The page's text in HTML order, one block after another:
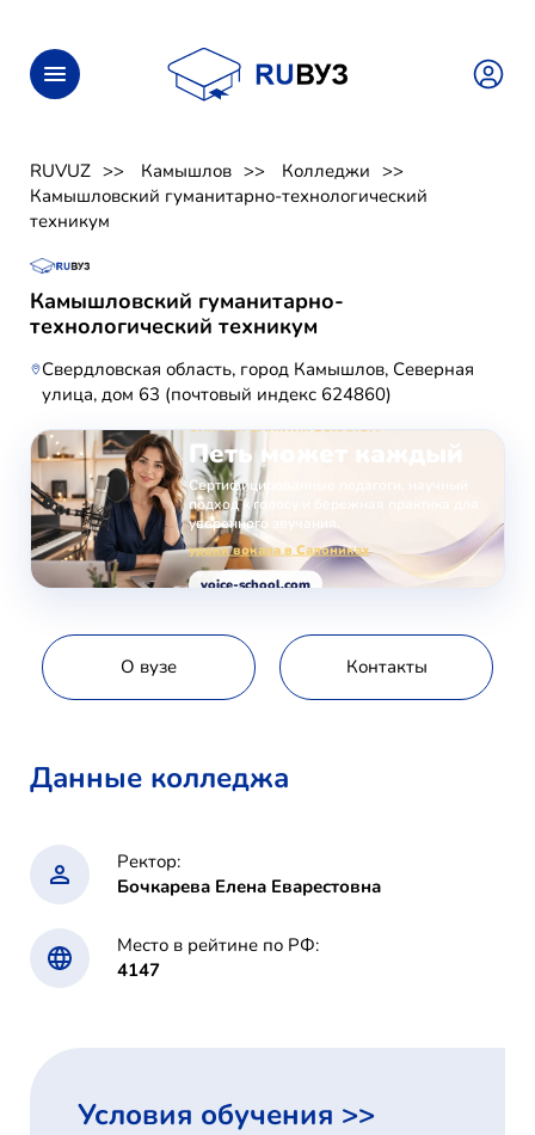
RUVUZ Камышлов
Колледжи
Камышловский гуманитарно-технологический
техникум
Камышловский гуманитарно-
технологический техникум
Свердловская область, город Камышлов, Северная
улица, дом 63 (почтовый индекс 624860)
ОНЛАЙН-ЗАНЯТИЯ ВОКАЛОМ
Петь может каждый
Сертифицированные педагоги, научный
подход к голосу и бережная практика для
уверенного звучания.
уроки вокала в Салониках
voice-school.com
О вузе Контакты
Данные колледжа
Ректор:
Бочкарева Елена Еварестовна
Место в рейтине по РФ:
4147
Условия обучения >>